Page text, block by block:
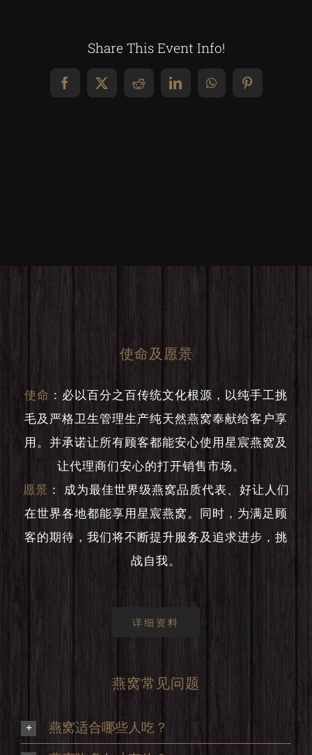
Share This Event Info!
Facebook
X RedditLinkedInWhatsAppPinterest
使命及愿景
使命 ： 必以百分之百传统文化根源，以纯手工挑
毛及严格卫生管理生产纯天然燕窝奉献给客户享
用。并承诺让所有顾客都能安心使用星宸燕窝及
让代理商们安心的打开销售市场。
愿景 ：
成为最佳世界级燕窝品质代表、好让人们
在世界各地都能享用星宸燕窝。同时，为满足顾
客的期待，我们将不断提升服务及追求进步，挑
战自我。
详细资料
燕窝常见问题
燕窝适合哪些人吃？